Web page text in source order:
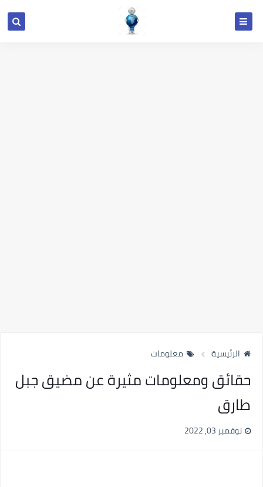
الرئيسية معلومات
حقائق ومعلومات مثيرة عن مضيق جبل
طارق
نوفمبر 03, 2022